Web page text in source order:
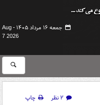
جمعه ۱۶ مرداد ۱۴۰۵ -
Aug
7 2026
۲ نظر
چاپ